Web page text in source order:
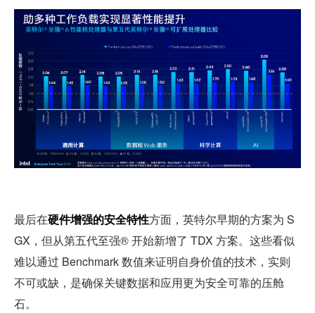
最后在硬件增强的安全特性方面，英特尔早期的方案为 S
GX，但从第五代至强® 开始新增了 TDX 方案。这些看似
难以通过 Benchmark 数值来证明自身价值的技术，实则
不可或缺，是确保关键数据和应用更为安全可靠的压舱
石。